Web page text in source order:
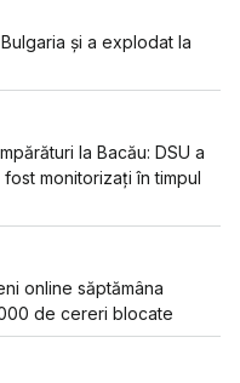
și a explodat la
la Bacău: DSU a
monitorizați în timpul
online săptămâna
de cereri blocate